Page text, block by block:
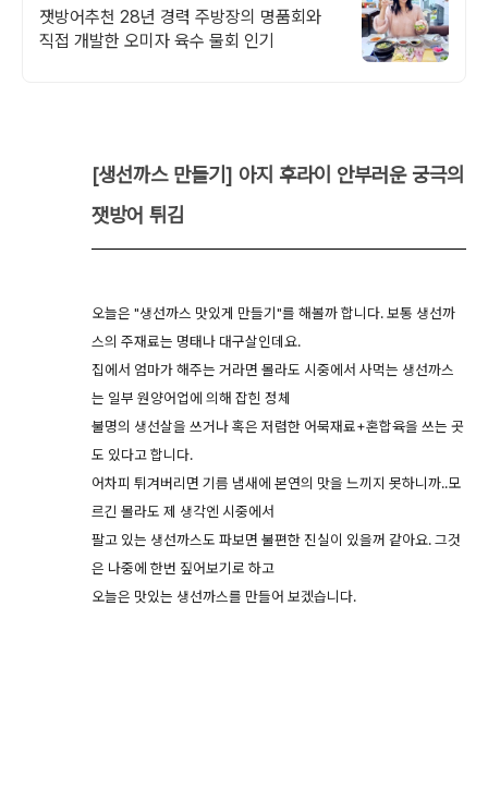
사랑하는 핫플!
잿방어추천 28년 경력 주방장의 명품회와
직접 개발한 오미자 육수 물회 인기
[생선까스 만들기] 아지 후라이 안부러운 궁극의
잿방어 튀김
오늘은 "생선까스 맛있게 만들기"를 해볼까 합니다. 보통 생선까
스의 주재료는 명태나 대구살인데요.
집에서 엄마가 해주는 거라면 몰라도 시중에서 사먹는 생선까스
는 일부 원양어업에 의해 잡힌 정체
불명의 생선살을 쓰거나 혹은 저렴한 어묵재료+혼합육을 쓰는 곳
도 있다고 합니다.
어차피 튀겨버리면 기름 냄새에 본연의 맛을 느끼지 못하니까..모
르긴 몰라도 제 생각엔 시중에서
팔고 있는 생선까스도 파보면 불편한 진실이 있을꺼 같아요. 그것
은 나중에 한번 짚어보기로 하고
오늘은 맛있는 생선까스를 만들어 보겠습니다.